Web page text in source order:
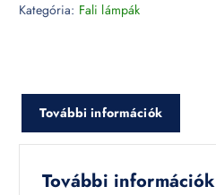
Kategória: Fali lámpák
További információk
További információk